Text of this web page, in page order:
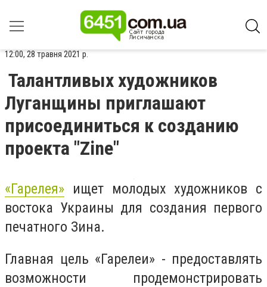
12:00, 28 травня 2021 р.
Талантливых художников
Луганщины приглашают
присоединиться к созданию
проекта "Zine"
«Гарелея» ищет молодых художников с
востока Украины для создания первого
печатного Зина.
Главная цель «Гарелеи» - предоставлять
возможности продемонстрировать